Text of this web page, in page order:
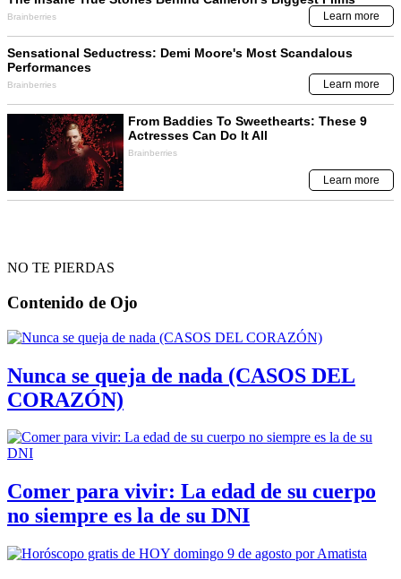
NO TE PIERDAS
Contenido de Ojo
Nunca se queja de nada (CASOS DEL
CORAZÓN)
Comer para vivir: La edad de su cuerpo
no siempre es la de su DNI